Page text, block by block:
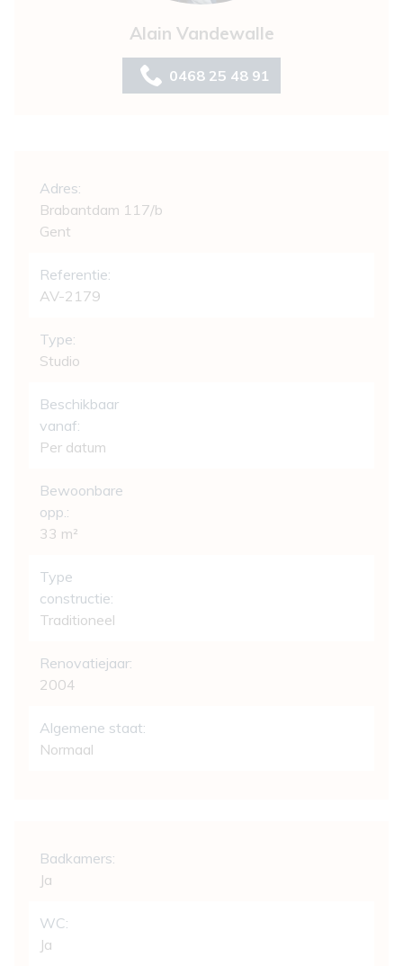
Alain Vandewalle
0468 25 48 91
Adres:
Brabantdam 117/b
Gent
Referentie:
AV-2179
Type:
Studio
Beschikbaar
vanaf:
Per datum
Bewoonbare
opp.:
33 m²
Type
constructie:
Traditioneel
Renovatiejaar:
2004
Algemene staat:
Normaal
Badkamers:
Ja
WC:
Ja